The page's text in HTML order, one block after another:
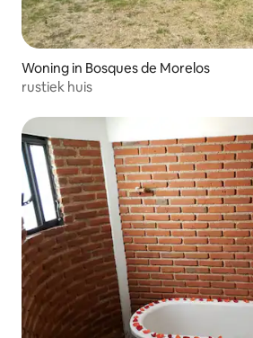
Woning in Bosques de Morelos
rustiek huis